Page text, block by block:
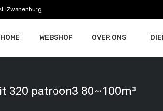
Zwanenburg
HOME WEBSHOP OVER ONS
320 patroon3 80~100m³